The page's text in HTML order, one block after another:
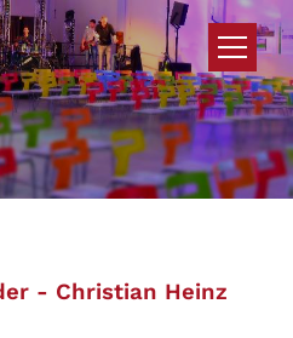
- Christian Heinz